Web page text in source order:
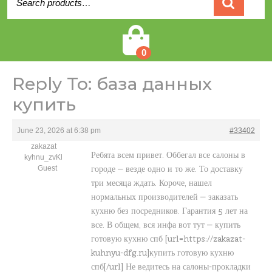
for:
0
Reply To: база данных
купить
June 23, 2026 at 6:38 pm
#33402
zakazat
kyhnu_zvKl
Guest
Ребята всем привет. Оббегал все салоны в
городе — везде одно и то же. То доставку
три месяца ждать. Короче, нашел
нормальных производителей — заказать
кухню без посредников. Гарантия 5 лет на
все. В общем, вся инфа вот тут — купить
готовую кухню спб [url=https://zakazat-
kuhnyu-dfg.ru]купить готовую кухню
спб[/url] Не ведитесь на салоны-прокладки